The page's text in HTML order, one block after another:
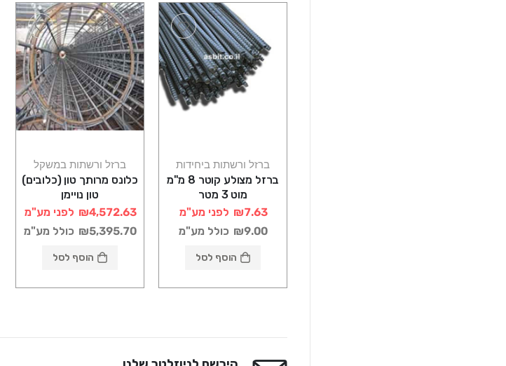
ברזל ורשתות ביחידות
ברזל מצולע קוטר 8 מ"מ
מוט 3 מטר
₪7.63 לפני מע"מ
₪9.00 כולל מע"מ
הוסף לסל
ברזל ורשתות במשקל
כלונס מרותך טון (כלובים)
טון נויימן
₪4,572.63 לפני מע"מ
₪5,395.70 כולל מע"מ
הוסף לסל